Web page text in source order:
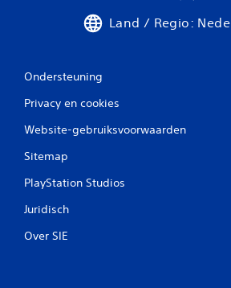
Land / Regio:
Ondersteuning
Privacy en cookies
Website-gebruiksvoorwaarden
Sitemap
PlayStation Studios
Juridisch
Over SIE